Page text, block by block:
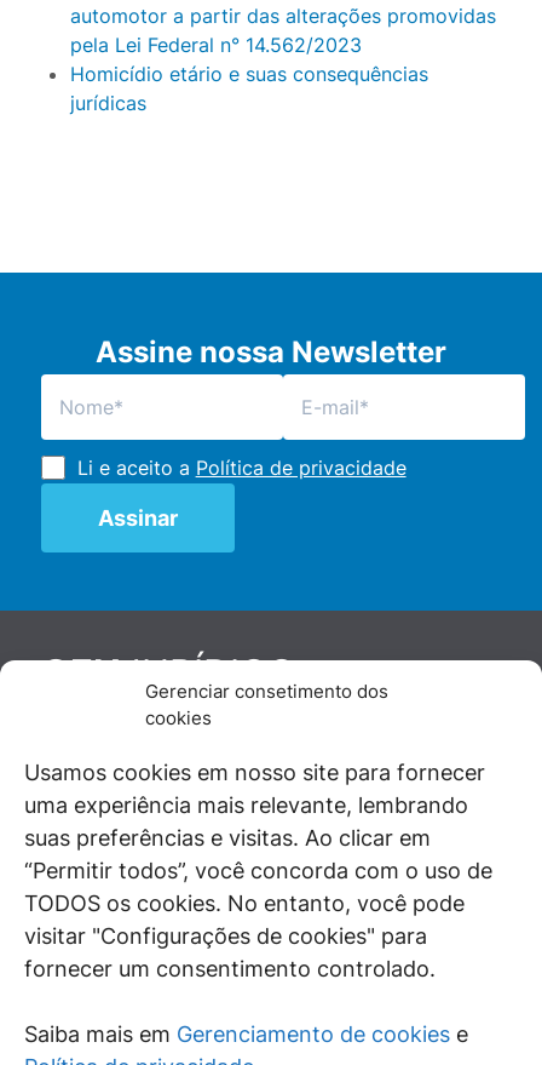
Gerenciar consetimento dos
cookies
Usamos cookies em nosso site para fornecer
uma experiência mais relevante, lembrando
suas preferências e visitas. Ao clicar em
“Permitir todos”, você concorda com o uso de
TODOS os cookies. No entanto, você pode
visitar "Configurações de cookies" para
fornecer um consentimento controlado.
Saiba mais em Gerenciamento de cookies e
automotor a partir das alterações promovidas
pela Lei Federal n° 14.562/2023
Homicídio etário e suas consequências
jurídicas
Assine nossa Newsletter
Li e aceito a Política de privacidade
GENJURÍDICO
De maneira independente, os autores e
juristas e doutrinadores nacionais, se posicionam
diante de questões relevantes do cotidiano e
universo jurídico.